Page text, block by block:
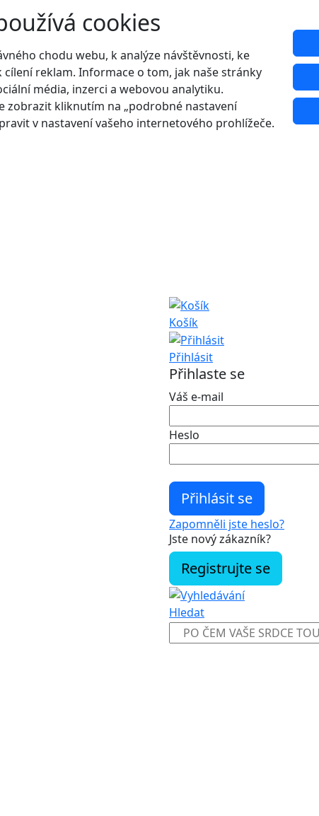
cookies
chodu webu, k analýze návštěvnosti, ke
reklam. Informace o tom, jak naše stránky
média, inzerci a webovou analytiku.
zobrazit kliknutím na „podrobné nastavení
v nastavení vašeho internetového prohlížeče.
Košík
Přihlásit
Přihlaste se
Váš e-mail
Heslo
Zapomněli jste heslo?
Jste nový zákazník?
Registrujte se
Hledat